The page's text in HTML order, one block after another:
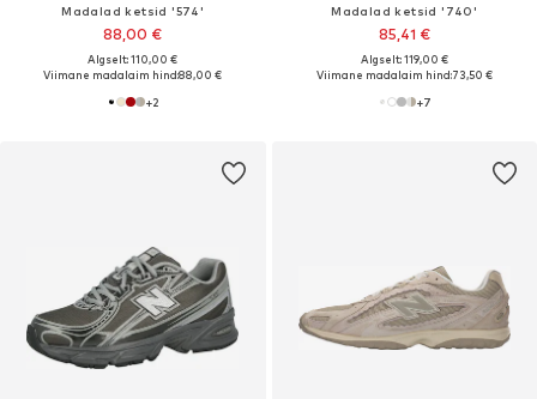
Madalad ketsid '574'
88,00 €
Algselt: 110,00 €
Viimane madalaim hind:88,00 €
+2
Madalad ketsid '740'
85,41 €
Algselt: 119,00 €
Viimane madalaim hind:73,50 €
+7